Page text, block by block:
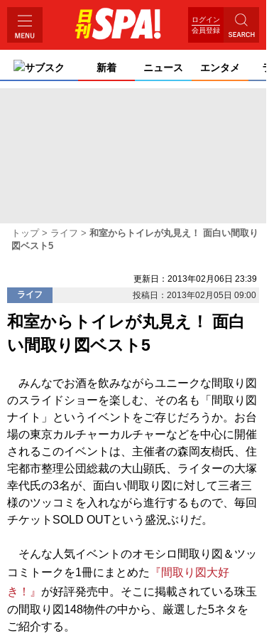
ログイン
会員登録
サブスク 新着 ニュース エンタメ
トップ ライフ
和室からトイレが丸見え！ 面白い間取り
図ベスト5
更新日：2013年02月06日 23:39
ライフ
投稿日：2013年02月05日 09:00
和室からトイレが丸見え！ 面白
い間取り図ベスト5
みんなでお酒を飲みながらユニークな間取り図
のスライドショーを楽しむ、その名も「間取り図
ナイト」というイベントをご存じだろうか。お台
場の東京カルチャーカルチャーなどを中心に開催
されるこのイベントは、主催者の森岡友樹氏、住
宅都市整理公団総裁の大山顕氏、ライターの大塚
幸代氏の3名が、面白い間取り図に対して三者三
様のツッコミを入れながら進行するもので、毎回
チケットSOLD OUTという盛況ぶりだ。
そんな人気イベントのオモシロ間取り図＆ツッ
コミトークを1冊にまとめた
『間取り図大好
き！』 が好評発売中。そこに掲載されている珠玉
の間取り図148物件の中から、厳選した5ネタを
ご紹介する。